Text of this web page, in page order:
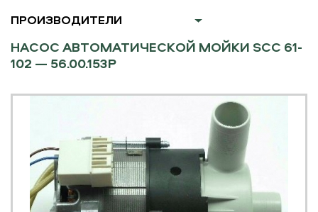
ПРОИЗВОДИТЕЛИ
НАСОС АВТОМАТИЧЕСКОЙ МОЙКИ SCC 61-
102 — 56.00.153P